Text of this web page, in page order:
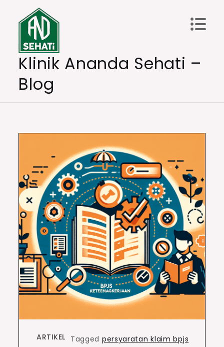
content
Klinik Ananda Sehati –
Blog
ARTIKEL Tagged persyaratan klaim bpjs